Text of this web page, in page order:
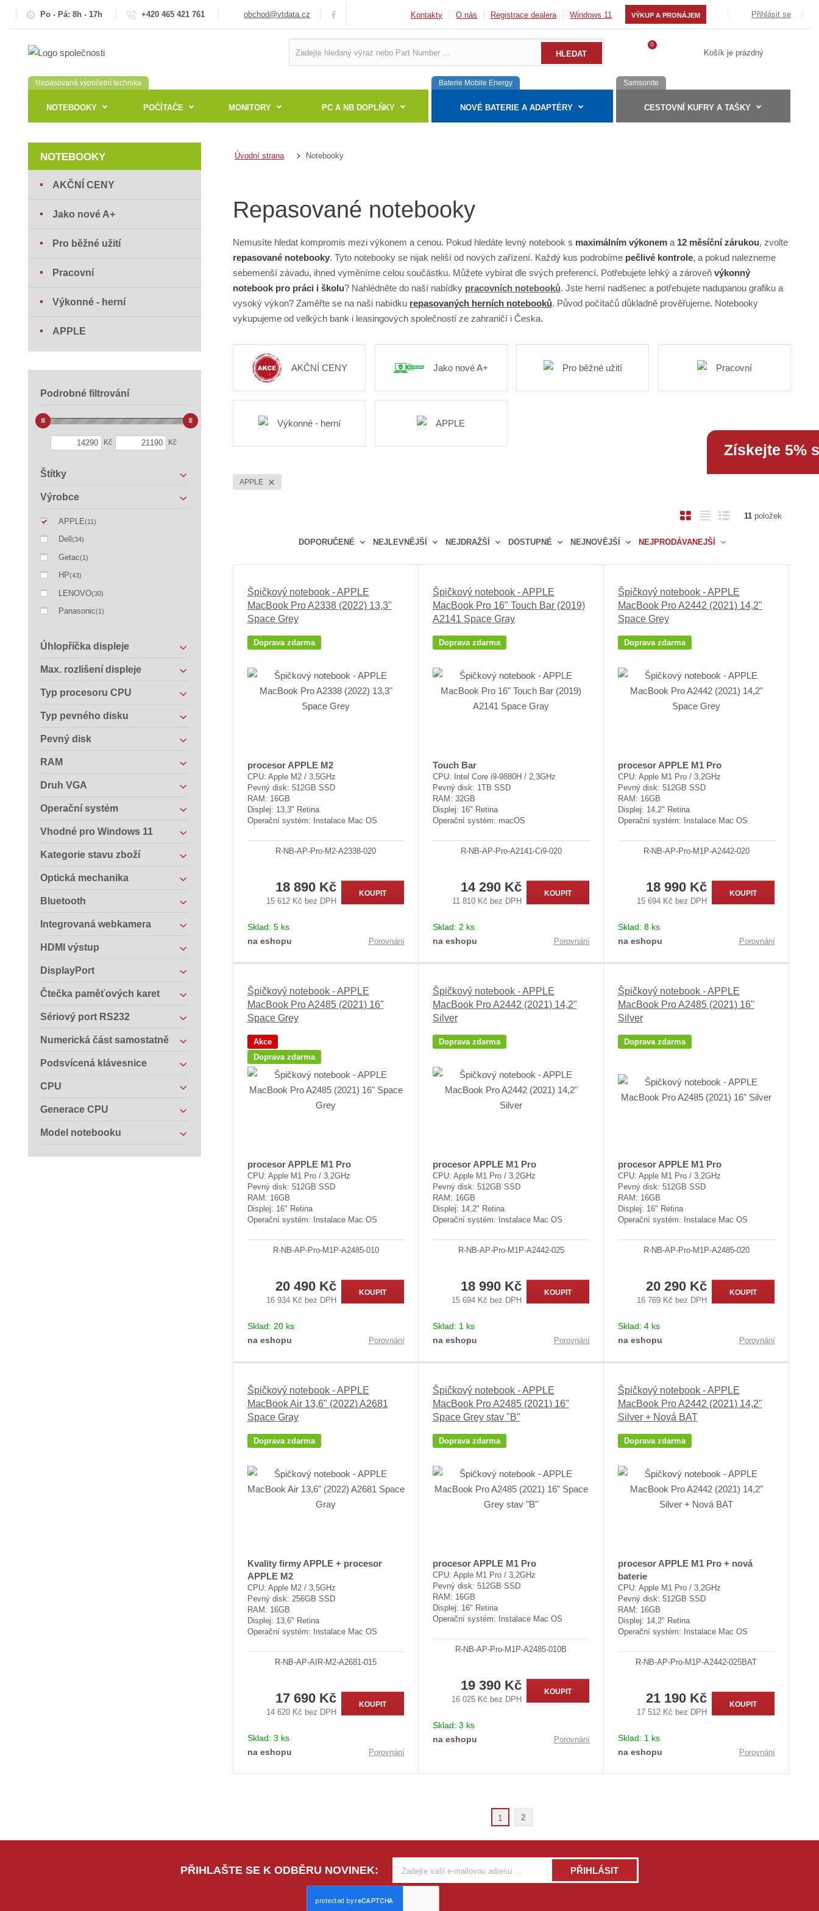
Po - Pá: 8h - 17h +420 465 421 761 obchod@vtdata.cz Kontakty O nás Registrace dealera Windows 11 VÝKUP A PRONÁJEM Přihlásit se
0
Košík je prázdný
Repasovaná výpočetní technika
NOTEBOOKY POČÍTAČE MONITORY PC A NB DOPLŇKY
Baterie Mobile Energy
NOVÉ BATERIE A ADAPTÉRY
Samsonite
CESTOVNÍ KUFRY A TAŠKY
Úvodní strana Notebooky
Repasované notebooky
Nemusíte hledat kompromis mezi výkonem a cenou. Pokud hledáte levný notebook s maximálním výkonem a 12 měsíční zárukou, zvolte
repasované notebooky. Tyto notebooky se nijak neliší od nových zařízení. Každý kus podrobíme pečlivé kontrole, a pokud nalezneme
sebemenší závadu, ihned vyměníme celou součástku. Můžete vybírat dle svých preferencí. Potřebujete lehký a zároveň výkonný
notebook pro práci i školu? Nahlédněte do naší nabídky pracovních notebooků. Jste herní nadšenec a potřebujete nadupanou grafiku a
vysoký výkon? Zaměřte se na naši nabídku repasovaných herních notebooků. Původ počítačů důkladně prověřujeme. Notebooky
vykupujeme od velkých bank i leasingových společností ze zahraničí i Česka.
AKČNÍ CENY Jako nové A+ Pro běžné užití Pracovní
Výkonné - herní APPLE
APPLE
DOPORUČENÉ NEJLEVNĚJŠÍ NEJDRAŽŠÍ DOSTUPNÉ NEJNOVĚJŠÍ NEJPRODÁVANEJŠÍ
z
e
n
d
k
r
k
o
ý
v
p
i
s
T
b
k
o
p
i
s
v
ý
s
11položek
Špičkový notebook - APPLE
MacBook Pro A2338 (2022) 13,3"
Space Grey
Doprava zdarma
procesor APPLE M2
CPU: Apple M2 / 3,5GHz
Pevný disk: 512GB SSD
RAM: 16GB
Displej: 13,3" Retina
Operační systém: Instalace Mac OS
R-NB-AP-Pro-M2-A2338-020
18 890 Kč
15 612 Kč bez DPH
KOUPIT
Sklad: 5 ks
na eshopu
Porovnání
Špičkový notebook - APPLE
MacBook Pro 16" Touch Bar (2019)
A2141 Space Gray
Doprava zdarma
Touch Bar
CPU: Intel Core i9-9880H / 2,3GHz
Pevný disk: 1TB SSD
RAM: 32GB
Displej: 16" Retina
Operační systém: macOS
R-NB-AP-Pro-A2141-Ci9-020
14 290 Kč
11 810 Kč bez DPH
KOUPIT
Sklad: 2 ks
na eshopu
Porovnání
Špičkový notebook - APPLE
MacBook Pro A2442 (2021) 14,2"
Space Grey
Doprava zdarma
procesor APPLE M1 Pro
CPU: Apple M1 Pro / 3,2GHz
Pevný disk: 512GB SSD
RAM: 16GB
Displej: 14,2" Retina
Operační systém: Instalace Mac OS
R-NB-AP-Pro-M1P-A2442-020
18 990 Kč
15 694 Kč bez DPH
KOUPIT
Sklad: 8 ks
na eshopu
Porovnání
Špičkový notebook - APPLE
MacBook Pro A2485 (2021) 16"
Space Grey
Akce
Doprava zdarma
procesor APPLE M1 Pro
CPU: Apple M1 Pro / 3,2GHz
Pevný disk: 512GB SSD
RAM: 16GB
Displej: 16" Retina
Operační systém: Instalace Mac OS
R-NB-AP-Pro-M1P-A2485-010
20 490 Kč
16 934 Kč bez DPH
KOUPIT
Sklad: 20 ks
na eshopu
Porovnání
Špičkový notebook - APPLE
MacBook Pro A2442 (2021) 14,2"
Silver
Doprava zdarma
procesor APPLE M1 Pro
CPU: Apple M1 Pro / 3,2GHz
Pevný disk: 512GB SSD
RAM: 16GB
Displej: 14,2" Retina
Operační systém: Instalace Mac OS
R-NB-AP-Pro-M1P-A2442-025
18 990 Kč
15 694 Kč bez DPH
KOUPIT
Sklad: 1 ks
na eshopu
Porovnání
Špičkový notebook - APPLE
MacBook Pro A2485 (2021) 16"
Silver
Doprava zdarma
procesor APPLE M1 Pro
CPU: Apple M1 Pro / 3,2GHz
Pevný disk: 512GB SSD
RAM: 16GB
Displej: 16" Retina
Operační systém: Instalace Mac OS
R-NB-AP-Pro-M1P-A2485-020
20 290 Kč
16 769 Kč bez DPH
KOUPIT
Sklad: 4 ks
na eshopu
Porovnání
Špičkový notebook - APPLE
MacBook Air 13,6" (2022) A2681
Space Gray
Doprava zdarma
Kvality firmy APPLE + procesor
APPLE M2
CPU: Apple M2 / 3,5GHz
Pevný disk: 256GB SSD
RAM: 16GB
Displej: 13,6" Retina
Operační systém: Instalace Mac OS
R-NB-AP-AIR-M2-A2681-015
17 690 Kč
14 620 Kč bez DPH
KOUPIT
Sklad: 3 ks
na eshopu
Porovnání
Špičkový notebook - APPLE
MacBook Pro A2485 (2021) 16"
Space Grey stav "B"
Doprava zdarma
procesor APPLE M1 Pro
CPU: Apple M1 Pro / 3,2GHz
Pevný disk: 512GB SSD
RAM: 16GB
Displej: 16" Retina
Operační systém: Instalace Mac OS
R-NB-AP-Pro-M1P-A2485-010B
19 390 Kč
16 025 Kč bez DPH
KOUPIT
Sklad: 3 ks
na eshopu
Porovnání
Špičkový notebook - APPLE
MacBook Pro A2442 (2021) 14,2"
Silver + Nová BAT
Doprava zdarma
procesor APPLE M1 Pro + nová
baterie
CPU: Apple M1 Pro / 3,2GHz
Pevný disk: 512GB SSD
RAM: 16GB
Displej: 14,2" Retina
Operační systém: Instalace Mac OS
R-NB-AP-Pro-M1P-A2442-025BAT
21 190 Kč
17 512 Kč bez DPH
KOUPIT
Sklad: 1 ks
na eshopu
Porovnání
1 2
NOTEBOOKY
AKČNÍ CENY
Jako nové A+
Pro běžné užití
Pracovní
Výkonné - herní
APPLE
Podrobné filtrování
Kč Kč
Štítky
Výrobce
APPLE(11)
Dell(34)
Getac(1)
HP(43)
LENOVO(30)
Panasonic(1)
Úhlopříčka displeje
Max. rozlišení displeje
Typ procesoru CPU
Typ pevného disku
Pevný disk
RAM
Druh VGA
Operační systém
Vhodné pro Windows 11
Kategorie stavu zboží
Optická mechanika
Bluetooth
Integrovaná webkamera
HDMI výstup
DisplayPort
Čtečka paměťových karet
Sériový port RS232
Numerická část samostatně
Podsvícená klávesnice
CPU
Generace CPU
Model notebooku
PŘIHLAŠTE SE K ODBĚRU NOVINEK: PŘIHLÁSIT
Získejte 5%